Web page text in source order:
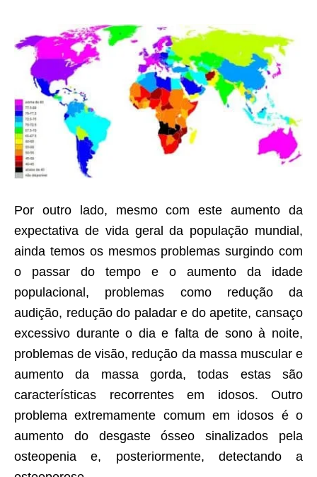
Por outro lado, mesmo com este aumento da
expectativa de vida geral da população mundial,
ainda temos os mesmos problemas surgindo com
o passar do tempo e o aumento da idade
populacional, problemas como redução da
audição, redução do paladar e do apetite, cansaço
excessivo durante o dia e falta de sono à noite,
problemas de visão, redução da massa muscular e
aumento da massa gorda, todas estas são
características recorrentes em idosos. Outro
problema extremamente comum em idosos é o
aumento do desgaste ósseo sinalizados pela
osteopenia e, posteriormente, detectando a